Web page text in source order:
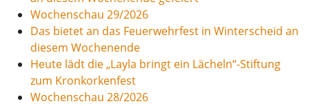
Wochenschau 29/2026
Das bietet an das Feuerwehrfest in Winterscheid an
diesem Wochenende
Heute lädt die „Layla bringt ein Lächeln“-Stiftung
zum Kronkorkenfest
Wochenschau 28/2026